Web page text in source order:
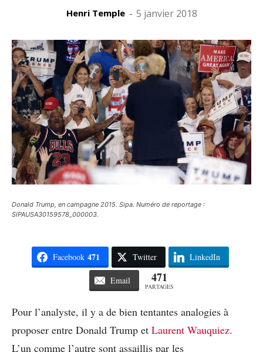
Henri Temple - 5 janvier 2018
Donald Trump, en campagne 2015. Sipa. Numéro de reportage :
SIPAUSA30159578_000003.
Facebook 471 Twitter LinkedIn
Email 471
PARTAGES
Pour l’analyste, il y a de bien tentantes analogies à
proposer entre Donald Trump et Laurent Wauquiez.
L’un comme l’autre sont assaillis par les